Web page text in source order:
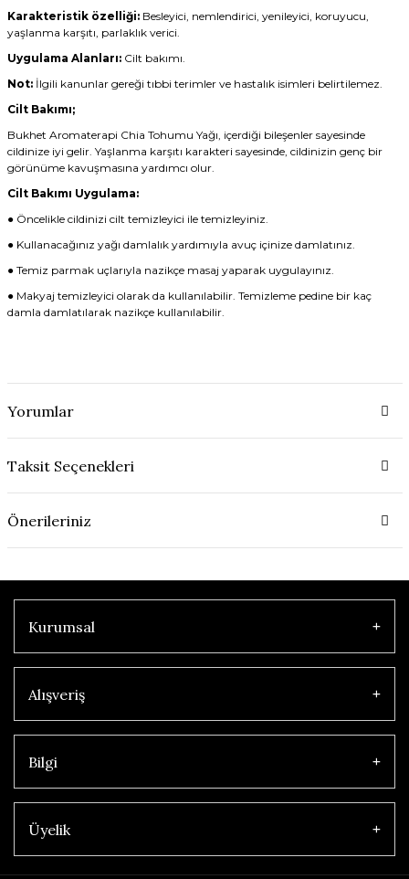
Karakteristik özelliği: Besleyici, nemlendirici, yenileyici, koruyucu,
yaşlanma karşıtı, parlaklık verici.
Uygulama Alanları: Cilt bakımı.
Not:İlgili kanunlar gereği tıbbi terimler ve hastalık isimleri belirtilemez.
Cilt Bakımı;
Bukhet Aromaterapi Chia Tohumu Yağı, içerdiği bileşenler sayesinde
cildinize iyi gelir. Yaşlanma karşıtı karakteri sayesinde, cildinizin genç bir
görünüme kavuşmasına yardımcı olur.
Cilt Bakımı Uygulama:
● Öncelikle cildinizi cilt temizleyici ile temizleyiniz.
● Kullanacağınız yağı damlalık yardımıyla avuç içinize damlatınız.
● Temiz parmak uçlarıyla nazikçe masaj yaparak uygulayınız.
● Makyaj temizleyici olarak da kullanılabilir. Temizleme pedine bir kaç
damla damlatılarak nazikçe kullanılabilir.
Yorumlar
Taksit Seçenekleri
Önerileriniz
Kurumsal
Alışveriş
Bilgi
Üyelik